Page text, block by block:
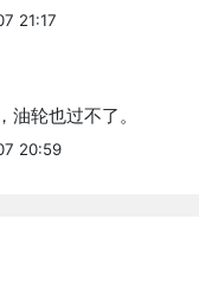
21:17
油轮也过不了。
20:59